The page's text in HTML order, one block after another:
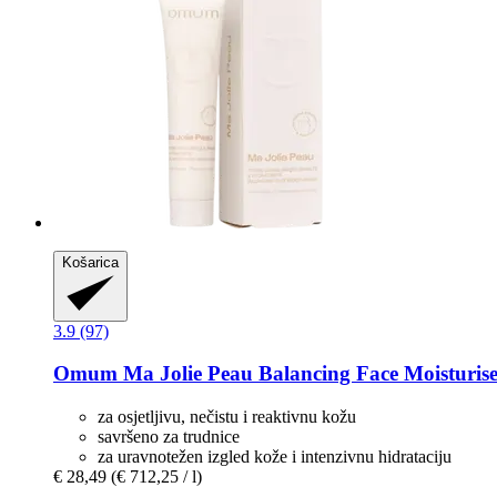
Košarica
3.9 (97)
Omum Ma Jolie Peau Balancing Face
za osjetljivu, nečistu i reaktivnu kožu
savršeno za trudnice
za uravnotežen izgled kože i intenzivnu hidrataciju
€ 28,49 (€ 712,25 / l)